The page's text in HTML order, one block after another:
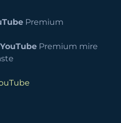
Premium
YouTube Premium mire